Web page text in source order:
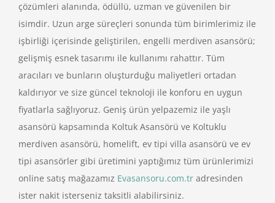
çözümleri alanında, ödüllü, uzman ve güvenilen bir
isimdir. Uzun arge süreçleri sonunda tüm birimlerimiz ile
işbirliği içerisinde geliştirilen, engelli merdiven asansörü;
gelişmiş esnek tasarımı ile kullanımı rahattır. Tüm
aracıları ve bunların oluşturduğu maliyetleri ortadan
kaldırıyor ve size güncel teknoloji ile konforu en uygun
fiyatlarla sağlıyoruz. Geniş ürün yelpazemiz ile yaşlı
asansörü kapsamında Koltuk Asansörü ve Koltuklu
merdiven asansörü, homelift, ev tipi villa asansörü ve ev
tipi asansörler gibi üretimini yaptığımız tüm ürünlerimizi
online satış mağazamız Evasansoru.com.tr adresinden
ister nakit isterseniz taksitli alabilirsiniz.